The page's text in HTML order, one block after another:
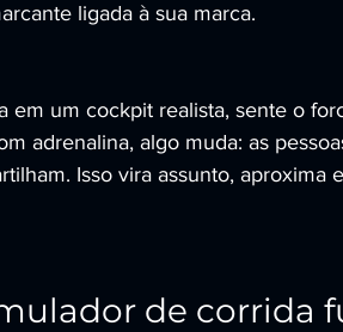
ligada à sua marca.
em um cockpit realista, sente o
adrenalina, algo muda: as
Isso vira assunto, aproxima
de corrida